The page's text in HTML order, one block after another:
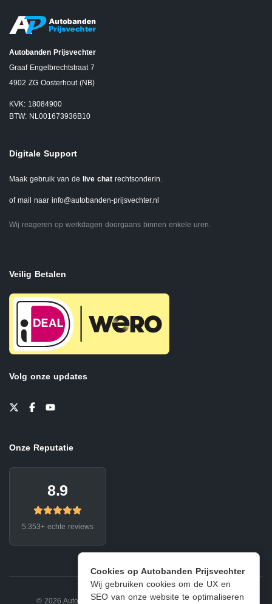
Cookies op Autobanden Prijsvechter
Wij gebruiken cookies om de UX en
SEO van onze website te optimaliseren
Autobanden Prijsvechter
Graaf Engelbrechtstraat 7
4902 ZG Oosterhout (NB)
KVK: 18084900
BTW: NL001673936B10
Digitale Support
Maak gebruik van de live chat rechtsonderin.
of mail naar info@autobanden-prijsvechter.nl
Wij reageren op werkdagen doorgaans binnen enkele uren.
Veilig Betalen
Volg onze updates
Onze Reputatie
8.9
5.353+ echte reviews
© 2026 Autobanden Prijsvechter. Privacy | Voorwaarden